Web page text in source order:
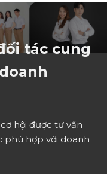
tác cung
hội được tư vấn
phù hợp với doanh